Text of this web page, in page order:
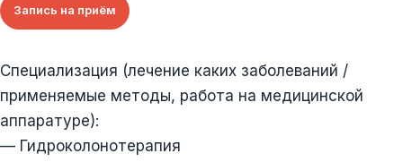
Запись на приём
Специализация (лечение каких заболеваний /
применяемые методы, работа на медицинской
аппаратуре):
— Гидроколонотерапия